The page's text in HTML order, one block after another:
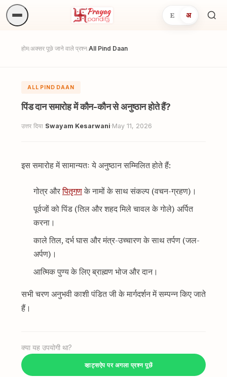
E अ
होम/अक्सर पूछे जाने वाले प्रश्न/All Pind Daan
ALL PIND DAAN
पिंड दान समारोह में कौन-कौन से अनुष्ठान होते हैं?
उत्तर दिया Swayam Kesarwani·May 11, 2026
इस समारोह में सामान्यतः ये अनुष्ठान सम्मिलित होते हैं:
गोत्र औरपितृगणके नामों के साथ संकल्प (वचन-ग्रहण)।
पूर्वजों को पिंड (तिल और शहद मिले चावल के गोले) अर्पित
करना।
काले तिल, दर्भ घास और मंत्र-उच्चारण के साथ तर्पण (जल-
अर्पण)।
आत्मिक पुण्य के लिए ब्राह्मण भोज और दान।
सभी चरण अनुभवी काशी पंडित जी के मार्गदर्शन में सम्पन्न किए जाते
हैं।
क्या यह उपयोगी था?
व्हाट्सऐप पर अगला प्रश्न पूछें